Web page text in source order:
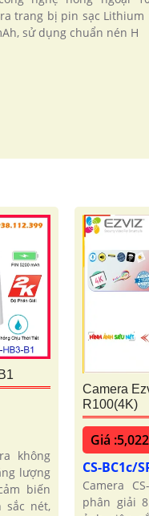
trang bị pin sạc Lithium
sử dụng chuẩn nén H
không
lượng
biến
sắc nét,
Camera
R100(4K)
Giá
CS-BC1c/
Camera
phân giải